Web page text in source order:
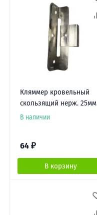
Кляммер кровельный
скользящий нерж. 25мм
В наличии
64 ₽
В корзину